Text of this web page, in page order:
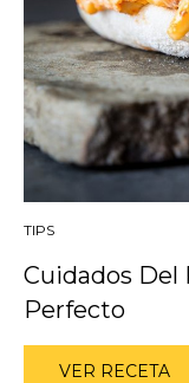
TIPS
Cuidados Del
Perfecto
VER RECETA